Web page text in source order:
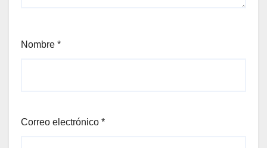
Nombre *
Correo electrónico *